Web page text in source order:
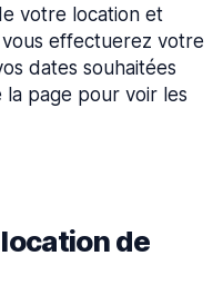
votre location et
vous effectuerez votre
dates souhaitées
page pour voir les
de